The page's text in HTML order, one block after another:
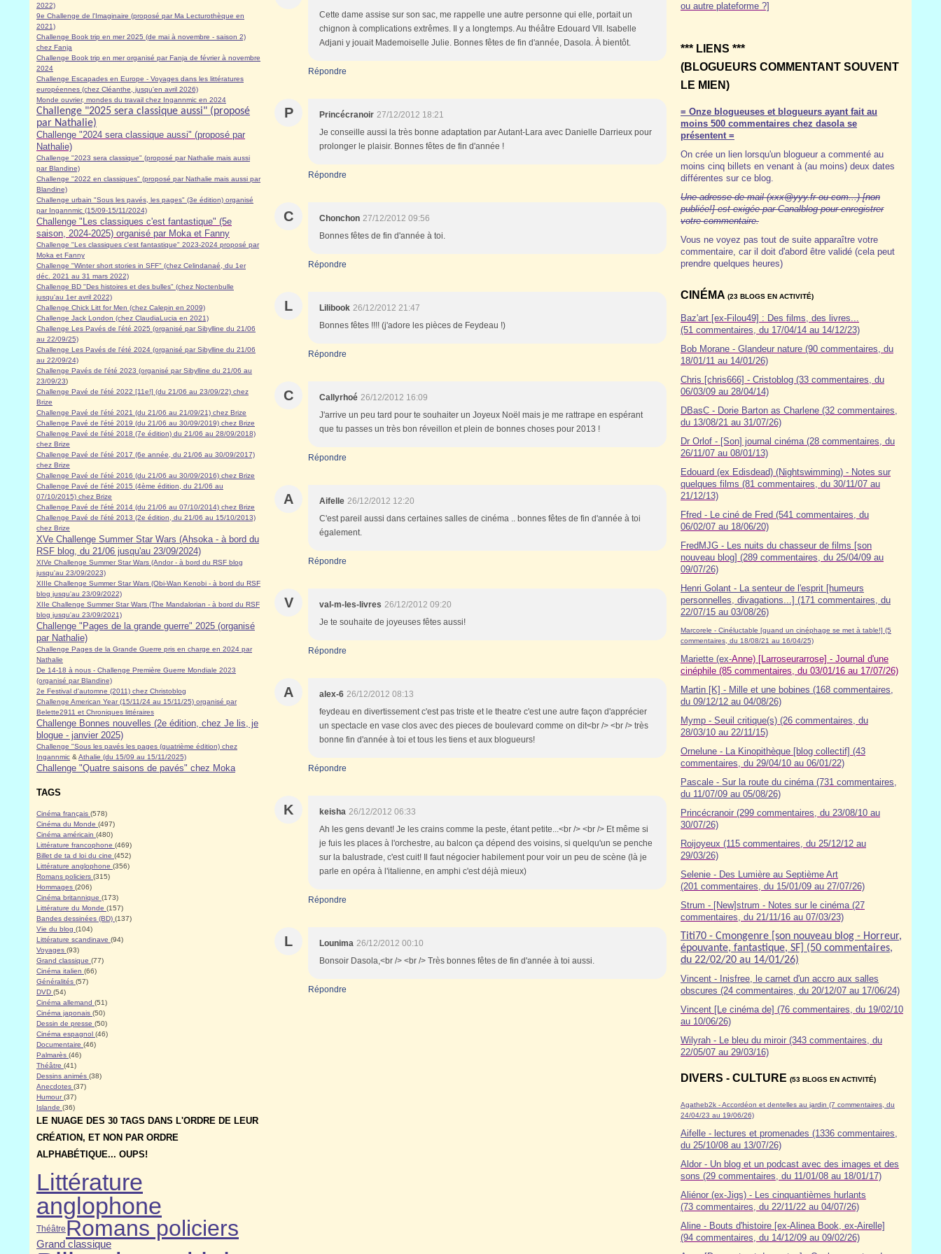
2022)
9e Challenge de l'Imaginaire (proposé par Ma Lecturothèque en
2021)
Challenge Book trip en mer 2025 (de mai à novembre - saison 2)
chez Fanja
Challenge Book trip en mer organisé par Fanja de février à novembre
2024
Challenge Escapades en Europe - Voyages dans les littératures
européennes (chez Cléanthe, jusqu'en avril 2026)
Monde ouvrier, mondes du travail chez Ingannmic en 2024
Challenge "2025 sera classique aussi" (proposé
par Nathalie)
Challenge "2024 sera classique aussi" (proposé par
Nathalie)
Challenge "2023 sera classique" (proposé par Nathalie mais aussi
par Blandine)
Challenge "2022 en classiques" (proposé par Nathalie mais aussi par
Blandine)
Challenge urbain "Sous les pavés, les pages" (3e édition) organisé
par Ingannmic (15/09-15/11/2024)
Challenge "Les classiques c'est fantastique" (5e
saison, 2024-2025) organisé par Moka et Fanny
Challenge "Les classiques c'est fantastique" 2023-2024 proposé par
Moka et Fanny
Challenge "Winter short stories in SFF" (chez Celindanaé, du 1er
déc. 2021 au 31 mars 2022)
Challenge BD "Des histoires et des bulles" (chez Noctenbulle
jusqu'au 1er avril 2022)
Challenge Chick Litt for Men (chez Calepin en 2009)
Challenge Jack London (chez ClaudiaLucia en 2021)
Challenge Les Pavés de l'été 2025 (organisé par Sibylline du 21/06
au 22/09/25)
Challenge Les Pavés de l'été 2024 (organisé par Sibylline du 21/06
au 22/09/24)
Challenge Pavés de l'été 2023 (organisé par Sibylline du 21/06 au
23/09/23)
Challenge Pavé de l'été 2022 [11e!] (du 21/06 au 23/09/22) chez
Brize
Challenge Pavé de l'été 2021 (du 21/06 au 21/09/21) chez Brize
Challenge Pavé de l'été 2019 (du 21/06 au 30/09/2019) chez Brize
Challenge Pavé de l'été 2018 (7e édition) du 21/06 au 28/09/2018)
chez Brize
Challenge Pavé de l'été 2017 (6e année, du 21/06 au 30/09/2017)
chez Brize
Challenge Pavé de l'été 2016 (du 21/06 au 30/09/2016) chez Brize
Challenge Pavé de l'été 2015 (4ème édition, du 21/06 au
07/10/2015) chez Brize
Challenge Pavé de l'été 2014 (du 21/06 au 07/10/2014) chez Brize
Challenge Pavé de l'été 2013 (2e édition, du 21/06 au 15/10/2013)
chez Brize
XVe Challenge Summer Star Wars (Ahsoka - à bord du
RSF blog, du 21/06 jusqu'au 23/09/2024)
XIVe Challenge Summer Star Wars (Andor - à bord du RSF blog
jusqu'au 23/09/2023)
XIIIe Challenge Summer Star Wars (Obi-Wan Kenobi - à bord du RSF
blog jusqu'au 23/09/2022)
XIIe Challenge Summer Star Wars (The Mandalorian - à bord du RSF
blog jusqu'au 23/09/2021)
Challenge "Pages de la grande guerre" 2025 (organisé
par Nathalie)
Challenge Pages de la Grande Guerre pris en charge en 2024 par
Nathalie
De 14-18 à nous - Challenge Première Guerre Mondiale 2023
(organisé par Blandine)
2e Festival d'automne (2011) chez Christoblog
Challenge American Year (15/11/24 au 15/11/25) organisé par
Belette2911 et Chroniques littéraires
Challenge Bonnes nouvelles (2e édition, chez Je lis, je
blogue - janvier 2025)
Challenge "Sous les pavés les pages (quatrième édition) chez
Ingannmic & Athalie (du 15/09 au 15/11/2025)
Challenge "Quatre saisons de pavés" chez Moka
TAGS
Cinéma français (578)
Cinéma du Monde (497)
Cinéma américain (480)
Littérature francophone (469)
Billet de ta d loi du cine (452)
Littérature anglophone (356)
Romans policiers (315)
Hommages (206)
Cinéma britannique (173)
Littérature du Monde (157)
Bandes dessinées (BD) (137)
Vie du blog (104)
Littérature scandinave (94)
Voyages (93)
Grand classique (77)
Cinéma italien (66)
Généralités (57)
DVD (54)
Cinéma allemand (51)
Cinéma japonais (50)
Dessin de presse (50)
Cinéma espagnol (46)
Documentaire (46)
Palmarès (46)
Théâtre (41)
Dessins animés (38)
Anecdotes (37)
Humour(37)
Islande (36)
LE NUAGE DES 30 TAGS DANS L'ORDRE DE LEUR
CRÉATION, ET NON PAR ORDRE
ALPHABÉTIQUE... OUPS!
Littérature
anglophone
Théâtre Romans policiers
Grand classique
Cette dame assise sur son sac, me rappelle une autre personne qui elle, portait un
chignon à complications extrêmes. Il y a longtemps. Au théâtre Edouard VII. Isabelle
Adjani y jouait Mademoiselle Julie. Bonnes fêtes de fin d'année, Dasola. À bientôt.
Répondre
P Princécranoir 27/12/2012 18:21
Je conseille aussi la très bonne adaptation par Autant-Lara avec Danielle Darrieux pour
prolonger le plaisir. Bonnes fêtes de fin d'année !
Répondre
C Chonchon 27/12/2012 09:56
Bonnes fêtes de fin d'année à toi.
Répondre
L Lilibook 26/12/2012 21:47
Bonnes fêtes !!!! (j'adore les pièces de Feydeau !)
Répondre
C Callyrhoé 26/12/2012 16:09
J'arrive un peu tard pour te souhaiter un Joyeux Noël mais je me rattrape en espérant
que tu passes un très bon réveillon et plein de bonnes choses pour 2013 !
Répondre
A Aifelle 26/12/2012 12:20
C'est pareil aussi dans certaines salles de cinéma .. bonnes fêtes de fin d'année à toi
également.
Répondre
V val-m-les-livres 26/12/2012 09:20
Je te souhaite de joyeuses fêtes aussi!
Répondre
A alex-6 26/12/2012 08:13
feydeau en divertissement c'est pas triste et le theatre c'est une autre façon d'apprécier
un spectacle en vase clos avec des pieces de boulevard comme on dit<br /> <br /> très
bonne fin d'année à toi et tous les tiens et aux blogueurs!
Répondre
K keisha 26/12/2012 06:33
Ah les gens devant! Je les crains comme la peste, étant petite...<br /> <br /> Et même si
je fuis les places à l'orchestre, au balcon ça dépend des voisins, si quelqu'un se penche
sur la balustrade, c'est cuit! Il faut négocier habilement pour voir un peu de scène (là je
parle en opéra à l'italienne, en amphi c'est déjà mieux)
Répondre
L Lounima 26/12/2012 00:10
Bonsoir Dasola,<br /> <br /> Très bonnes fêtes de fin d'année à toi aussi.
Répondre
ou autre plateforme ?]
*** LIENS ***
(BLOGUEURS COMMENTANT SOUVENT
LE MIEN)
= Onze blogueuses et blogueurs ayant fait au
moins 500 commentaires chez dasola se
présentent =
On crée un lien lorsqu'un blogueur a commenté au
moins cinq billets en venant à (au moins) deux dates
différentes sur ce blog.
Une adresse de mail (xxx@yyy.fr ou com...) [non
publiée!] est exigée par Canalblog pour enregistrer
votre commentaire.
Vous ne voyez pas tout de suite apparaître votre
commentaire, car il doit d'abord être validé (cela peut
prendre quelques heures)
CINÉMA (23 BLOGS EN ACTIVITÉ)
Baz'art [ex-Filou49] : Des films, des livres...
(51 commentaires, du 17/04/14 au 14/12/23)
Bob Morane - Glandeur nature (90 commentaires, du
18/01/11 au 14/01/26)
Chris [chris666] - Cristoblog (33 commentaires, du
06/03/09 au 28/04/14)
DBasC - Dorie Barton as Charlene (32 commentaires,
du 13/08/21 au 31/07/26)
Dr Orlof - [Son] journal cinéma (28 commentaires, du
26/11/07 au 08/01/13)
Edouard (ex Edisdead) (Nightswimming) - Notes sur
quelques films (81 commentaires, du 30/11/07 au
21/12/13)
Ffred - Le ciné de Fred (541 commentaires, du
06/02/07 au 18/06/20)
FredMJG - Les nuits du chasseur de films [son
nouveau blog] (289 commentaires, du 25/04/09 au
09/07/26)
Henri Golant - La senteur de l'esprit [humeurs
personnelles, divagations...] (171 commentaires, du
22/07/15 au 03/08/26)
Marcorele - Cinéluctable [quand un cinéphage se met à table!] (5
commentaires, du 18/08/21 au 16/04/25)
Mariette (ex-Anne) [Larroseurarrose] - Journal d'une
cinéphile (85 commentaires, du 03/01/16 au 17/07/26)
Martin [K] - Mille et une bobines (168 commentaires,
du 09/12/12 au 04/08/26)
Mymp - Seuil critique(s) (26 commentaires, du
28/03/10 au 22/11/15)
Ornelune - La Kinopithèque [blog collectif] (43
commentaires, du 29/04/10 au 06/01/22)
Pascale - Sur la route du cinéma (731 commentaires,
du 11/07/09 au 05/08/26)
Princécranoir (299 commentaires, du 23/08/10 au
30/07/26)
Roijoyeux (115 commentaires, du 25/12/12 au
29/03/26)
Selenie - Des Lumière au Septième Art
(201 commentaires, du 15/01/09 au 27/07/26)
Strum - [New]strum - Notes sur le cinéma (27
commentaires, du 21/11/16 au 07/03/23)
Titi70 - Cmongenre [son nouveau blog - Horreur,
épouvante, fantastique, SF] (50 commentaires,
du 22/02/20 au 14/01/26)
Vincent - Inisfree, le carnet d'un accro aux salles
obscures (24 commentaires, du 20/12/07 au 17/06/24)
Vincent [Le cinéma de] (76 commentaires, du 19/02/10
au 10/06/26)
Wilyrah - Le bleu du miroir (343 commentaires, du
22/05/07 au 29/03/16)
DIVERS - CULTURE (53 BLOGS EN ACTIVITÉ)
Agatheb2k - Accordéon et dentelles au jardin (7 commentaires, du
24/04/23 au 19/06/26)
Aifelle - lectures et promenades (1336 commentaires,
du 25/10/08 au 13/07/26)
Aldor - Un blog et un podcast avec des images et des
sons (29 commentaires, du 11/01/08 au 18/01/17)
Aliénor (ex-Jigs) - Les cinquantièmes hurlants
(73 commentaires, du 22/11/22 au 04/07/26)
Aline - Bouts d'histoire [ex-Alinea Book, ex-Airelle]
(94 commentaires, du 14/12/09 au 09/02/26)